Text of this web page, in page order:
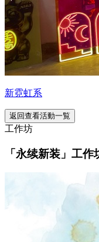
新霓虹系
返回查看活動一覧
工作坊
「永续新装」工